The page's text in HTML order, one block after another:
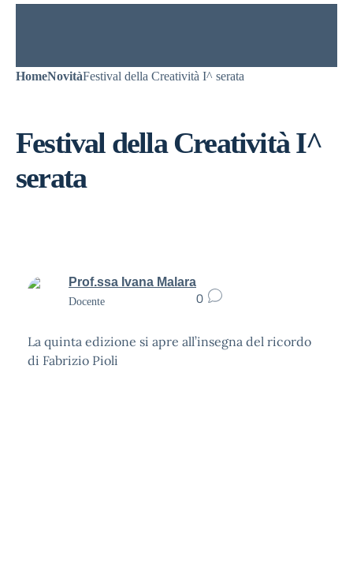
HomeNovitàFestival della Creatività I^ serata
Festival della Creatività I^
serata
Prof.ssa Ivana Malara
Docente 0
La quinta edizione si apre all’insegna del ricordo
di Fabrizio Pioli